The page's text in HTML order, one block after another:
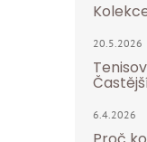
20.5.2026
6.4.2026